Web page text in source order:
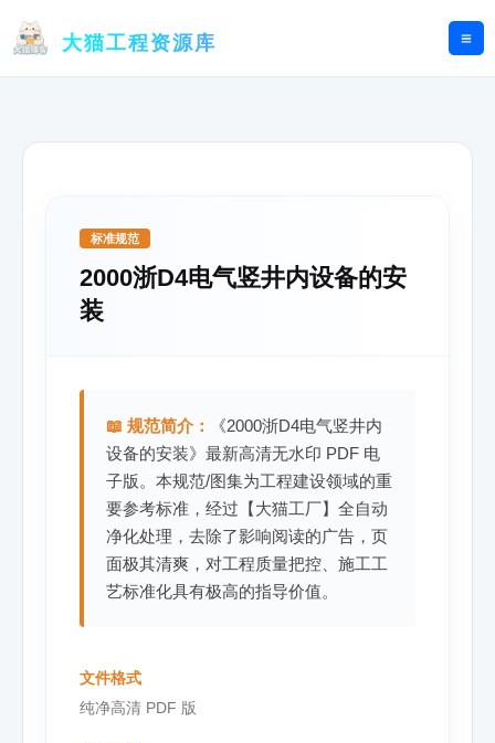
大猫工程资源库
标准规范
2000浙D4电气竖井内设备的安
装
📖 规范简介：
《2000浙D4电气竖井内
设备的安装》最新高清无水印 PDF 电
子版。本规范/图集为工程建设领域的重
要参考标准，经过【大猫工厂】全自动
净化处理，去除了影响阅读的广告，页
面极其清爽，对工程质量把控、施工工
艺标准化具有极高的指导价值。
文件格式
纯净高清 PDF 版